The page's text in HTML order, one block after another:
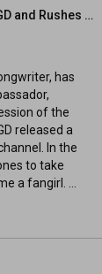
Even a Buddhist Nun Becomes a Fangirl for GD and Rushes to Take a Selfie | Mirror News #MirrorPlanet
has
of the
released a
In the
to take
a fangirl.
the nun
and